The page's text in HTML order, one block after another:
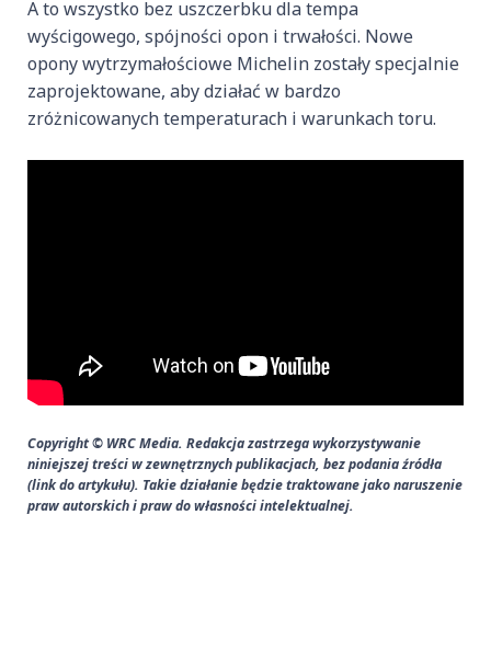
A to wszystko bez uszczerbku dla tempa
wyścigowego, spójności opon i trwałości. Nowe
opony wytrzymałościowe Michelin zostały specjalnie
zaprojektowane, aby działać w bardzo
zróżnicowanych temperaturach i warunkach toru.
Copyright © WRC Media. Redakcja zastrzega wykorzystywanie
niniejszej treści w zewnętrznych publikacjach, bez podania źródła
(link do artykułu). Takie działanie będzie traktowane jako naruszenie
praw autorskich i praw do własności intelektualnej.